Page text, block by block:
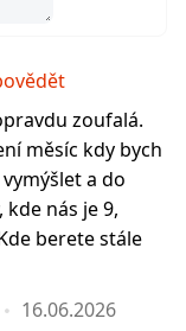
zoufalá.
měsíc kdy bych
a do
nás je 9,
berete stále
16.06.2026